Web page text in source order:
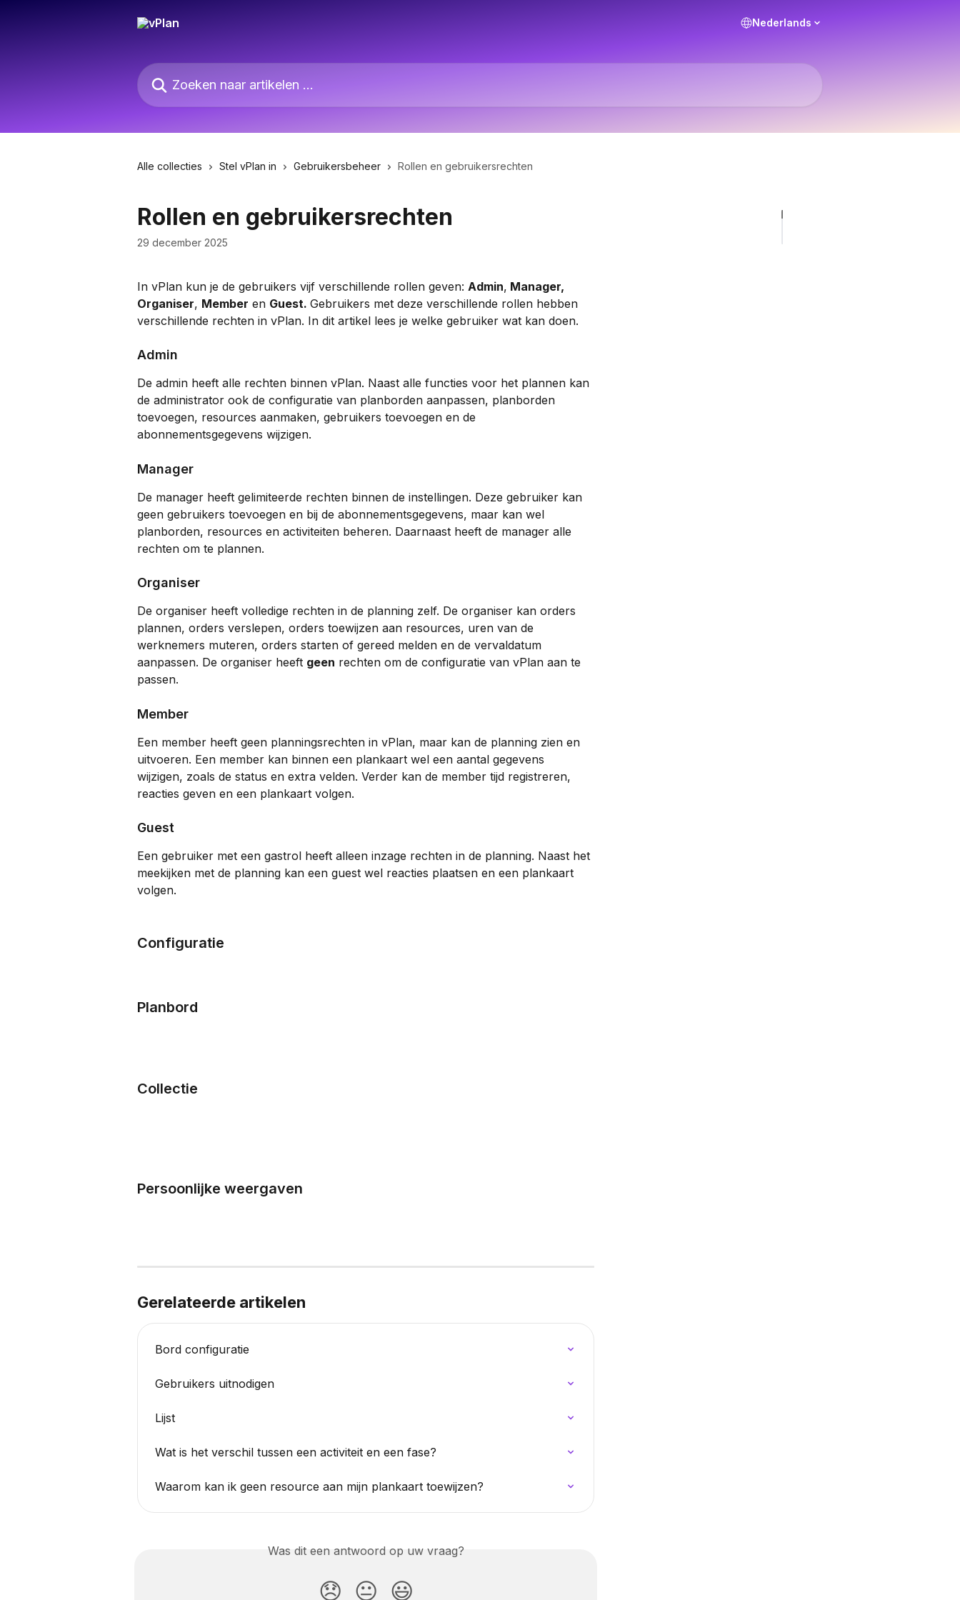
Nederlands
Zoeken naar artikelen ...
Alle collecties Stel vPlan in Gebruikersbeheer Rollen en gebruikersrechten
Rollen en gebruikersrechten
29 december 2025
In vPlan kun je de gebruikers vijf verschillende rollen geven: Admin, Manager,
Organiser, Member en Guest. Gebruikers met deze verschillende rollen hebben
verschillende rechten in vPlan. In dit artikel lees je welke gebruiker wat kan doen.
Admin
De admin heeft alle rechten binnen vPlan. Naast alle functies voor het plannen kan
de administrator ook de configuratie van planborden aanpassen, planborden
toevoegen, resources aanmaken, gebruikers toevoegen en de
abonnementsgegevens wijzigen.
Manager
De manager heeft gelimiteerde rechten binnen de instellingen. Deze gebruiker kan
geen gebruikers toevoegen en bij de abonnementsgegevens, maar kan wel
planborden, resources en activiteiten beheren. Daarnaast heeft de manager alle
rechten om te plannen.
Organiser
De organiser heeft volledige rechten in de planning zelf. De organiser kan orders
plannen, orders verslepen, orders toewijzen aan resources, uren van de
werknemers muteren, orders starten of gereed melden en de vervaldatum
aanpassen. De organiser heeft geen rechten om de configuratie van vPlan aan te
passen.
Member
Een member heeft geen planningsrechten in vPlan, maar kan de planning zien en
uitvoeren. Een member kan binnen een plankaart wel een aantal gegevens
wijzigen, zoals de status en extra velden. Verder kan de member tijd registreren,
reacties geven en een plankaart volgen.
Guest
Een gebruiker met een gastrol heeft alleen inzage rechten in de planning. Naast het
meekijken met de planning kan een guest wel reacties plaatsen en een plankaart
volgen.
Configuratie
Planbord
Collectie
Persoonlijke weergaven
Gerelateerde artikelen
Bord configuratie
Gebruikers uitnodigen
Lijst
Wat is het verschil tussen een activiteit en een fase?
Waarom kan ik geen resource aan mijn plankaart toewijzen?
Was dit een antwoord op uw vraag?
😞 😐 😃